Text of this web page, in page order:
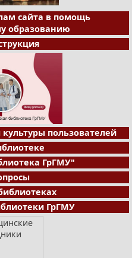
сайта в помощь
образованию
пользователей
ГрГМУ"
ГрГМУ